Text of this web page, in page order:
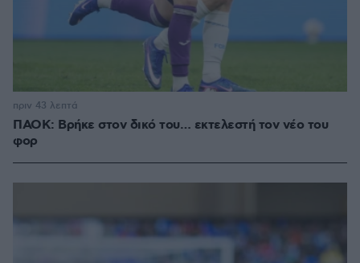
ΠΑΟΚ: Βρήκε στον δικό του… εκτελεστή τον νέο του
φορ
πριν 43 λεπτά